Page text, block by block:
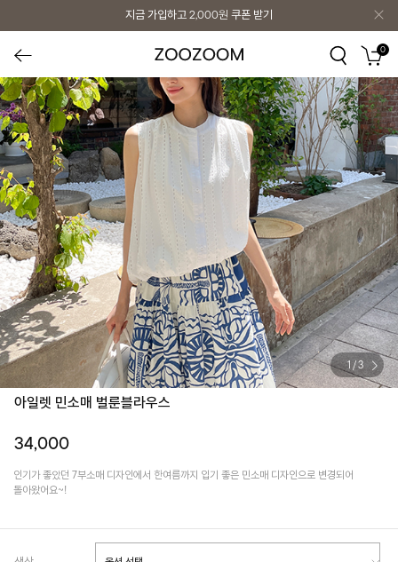
지금 가입하고 2,000원 쿠폰 받기
0
1 / 3
아일렛 민소매 벌룬블라우스
34,000
인기가 좋았던 7부소매 디자인에서 한여름까지 입기 좋은 민소매 디자인으로 변경되어
돌아왔어요~!